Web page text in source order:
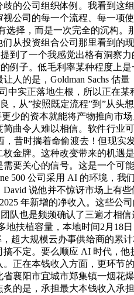
的公司组织体例。我看到
公司的每一个流程、每一
择，而是一次完全的沉构
从投资组合公司那里看到的
到了一个我感觉出格有洞察
例子。低毛利率某种程度
人的是，Goldman Sachs
中实正落地生根，所以正在
，从”按照既定流程”到”从
少的资本就能将产物推向
曲令人难以相信。软件行业
昔时揣着命偷渡去！但现
金牌。这种改变带来的机
要关心的信号。这是一个
500 公司采用 AI 的环境，
说他并不惊讶市场上有
年新增的净收入。这些
队也是频频确认了三遍才相
扶植容量，‍‍本地时间2月
超大规模云办事供给商的
不定。要么顺应 AI 时代，
正在本钱收入方面，更环
襄阳市宜城市郑集镇一烟
的是，承担最大本钱收入承